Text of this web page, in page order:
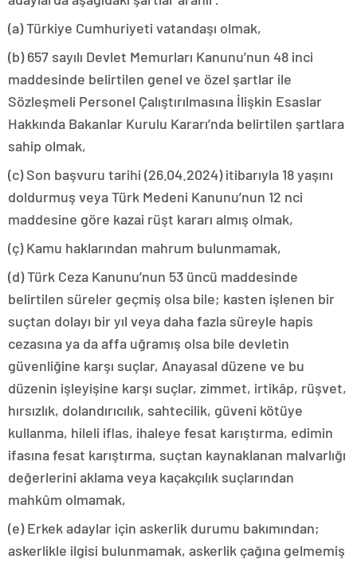
(a) Türkiye Cumhuriyeti vatandaşı olmak,
(b) 657 sayılı Devlet Memurları Kanunu’nun 48 inci
maddesinde belirtilen genel ve özel şartlar ile
Sözleşmeli Personel Çalıştırılmasına İlişkin Esaslar
Hakkında Bakanlar Kurulu Kararı’nda belirtilen şartlara
sahip olmak,
(c) Son başvuru tarihi (26.04.2024) itibarıyla 18 yaşını
doldurmuş veya Türk Medeni Kanunu’nun 12 nci
maddesine göre kazai rüşt kararı almış olmak,
(ç) Kamu haklarından mahrum bulunmamak,
(d) Türk Ceza Kanunu’nun 53 üncü maddesinde
belirtilen süreler geçmiş olsa bile; kasten işlenen bir
suçtan dolayı bir yıl veya daha fazla süreyle hapis
cezasına ya da affa uğramış olsa bile devletin
güvenliğine karşı suçlar, Anayasal düzene ve bu
düzenin işleyişine karşı suçlar, zimmet, irtikâp, rüşvet,
hırsızlık, dolandırıcılık, sahtecilik, güveni kötüye
kullanma, hileli iflas, ihaleye fesat karıştırma, edimin
ifasına fesat karıştırma, suçtan kaynaklanan malvarlığı
değerlerini aklama veya kaçakçılık suçlarından
mahkûm olmamak,
(e) Erkek adaylar için askerlik durumu bakımından;
askerlikle ilgisi bulunmamak, askerlik çağına gelmemiş